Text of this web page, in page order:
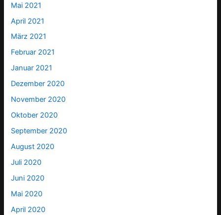
Mai 2021
April 2021
März 2021
Februar 2021
Januar 2021
Dezember 2020
November 2020
Oktober 2020
September 2020
August 2020
Juli 2020
Juni 2020
Mai 2020
April 2020